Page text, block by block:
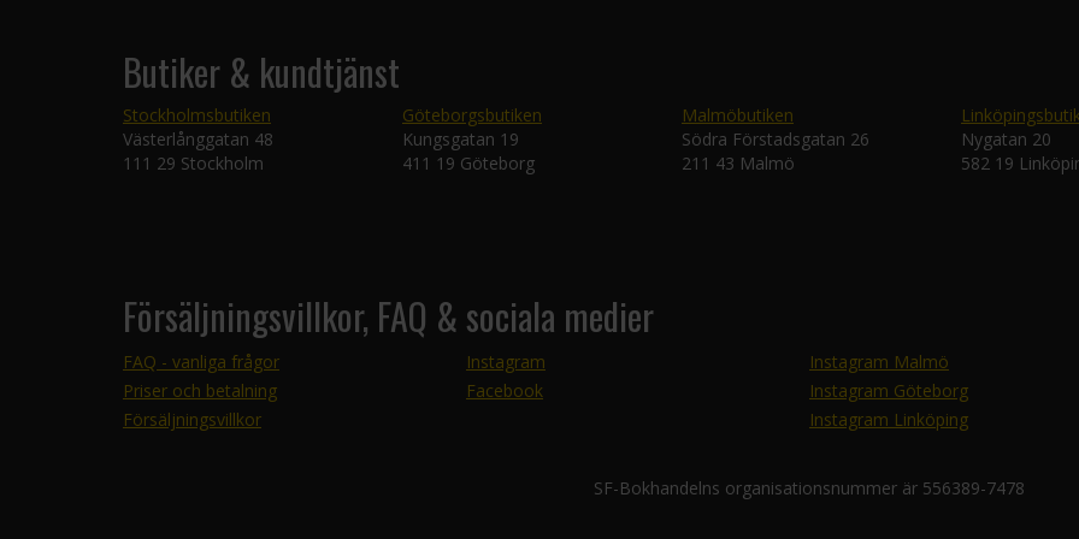
Butiker & kundtjänst
Stockholmsbutiken
Västerlånggatan 48
111 29 Stockholm
Göteborgsbutiken
Kungsgatan 19
411 19 Göteborg
Malmöbutiken
Södra Förstadsgatan 26
211 43 Malmö
Nygatan 20
582 19
Försäljningsvillkor, FAQ & sociala medier
FAQ - vanliga frågor
Priser och betalning
Försäljningsvillkor
Instagram
Facebook
Instagram Malmö
Instagram Göteborg
Instagram Linköping
SF-Bokhandelns organisationsnummer är 556389-7478